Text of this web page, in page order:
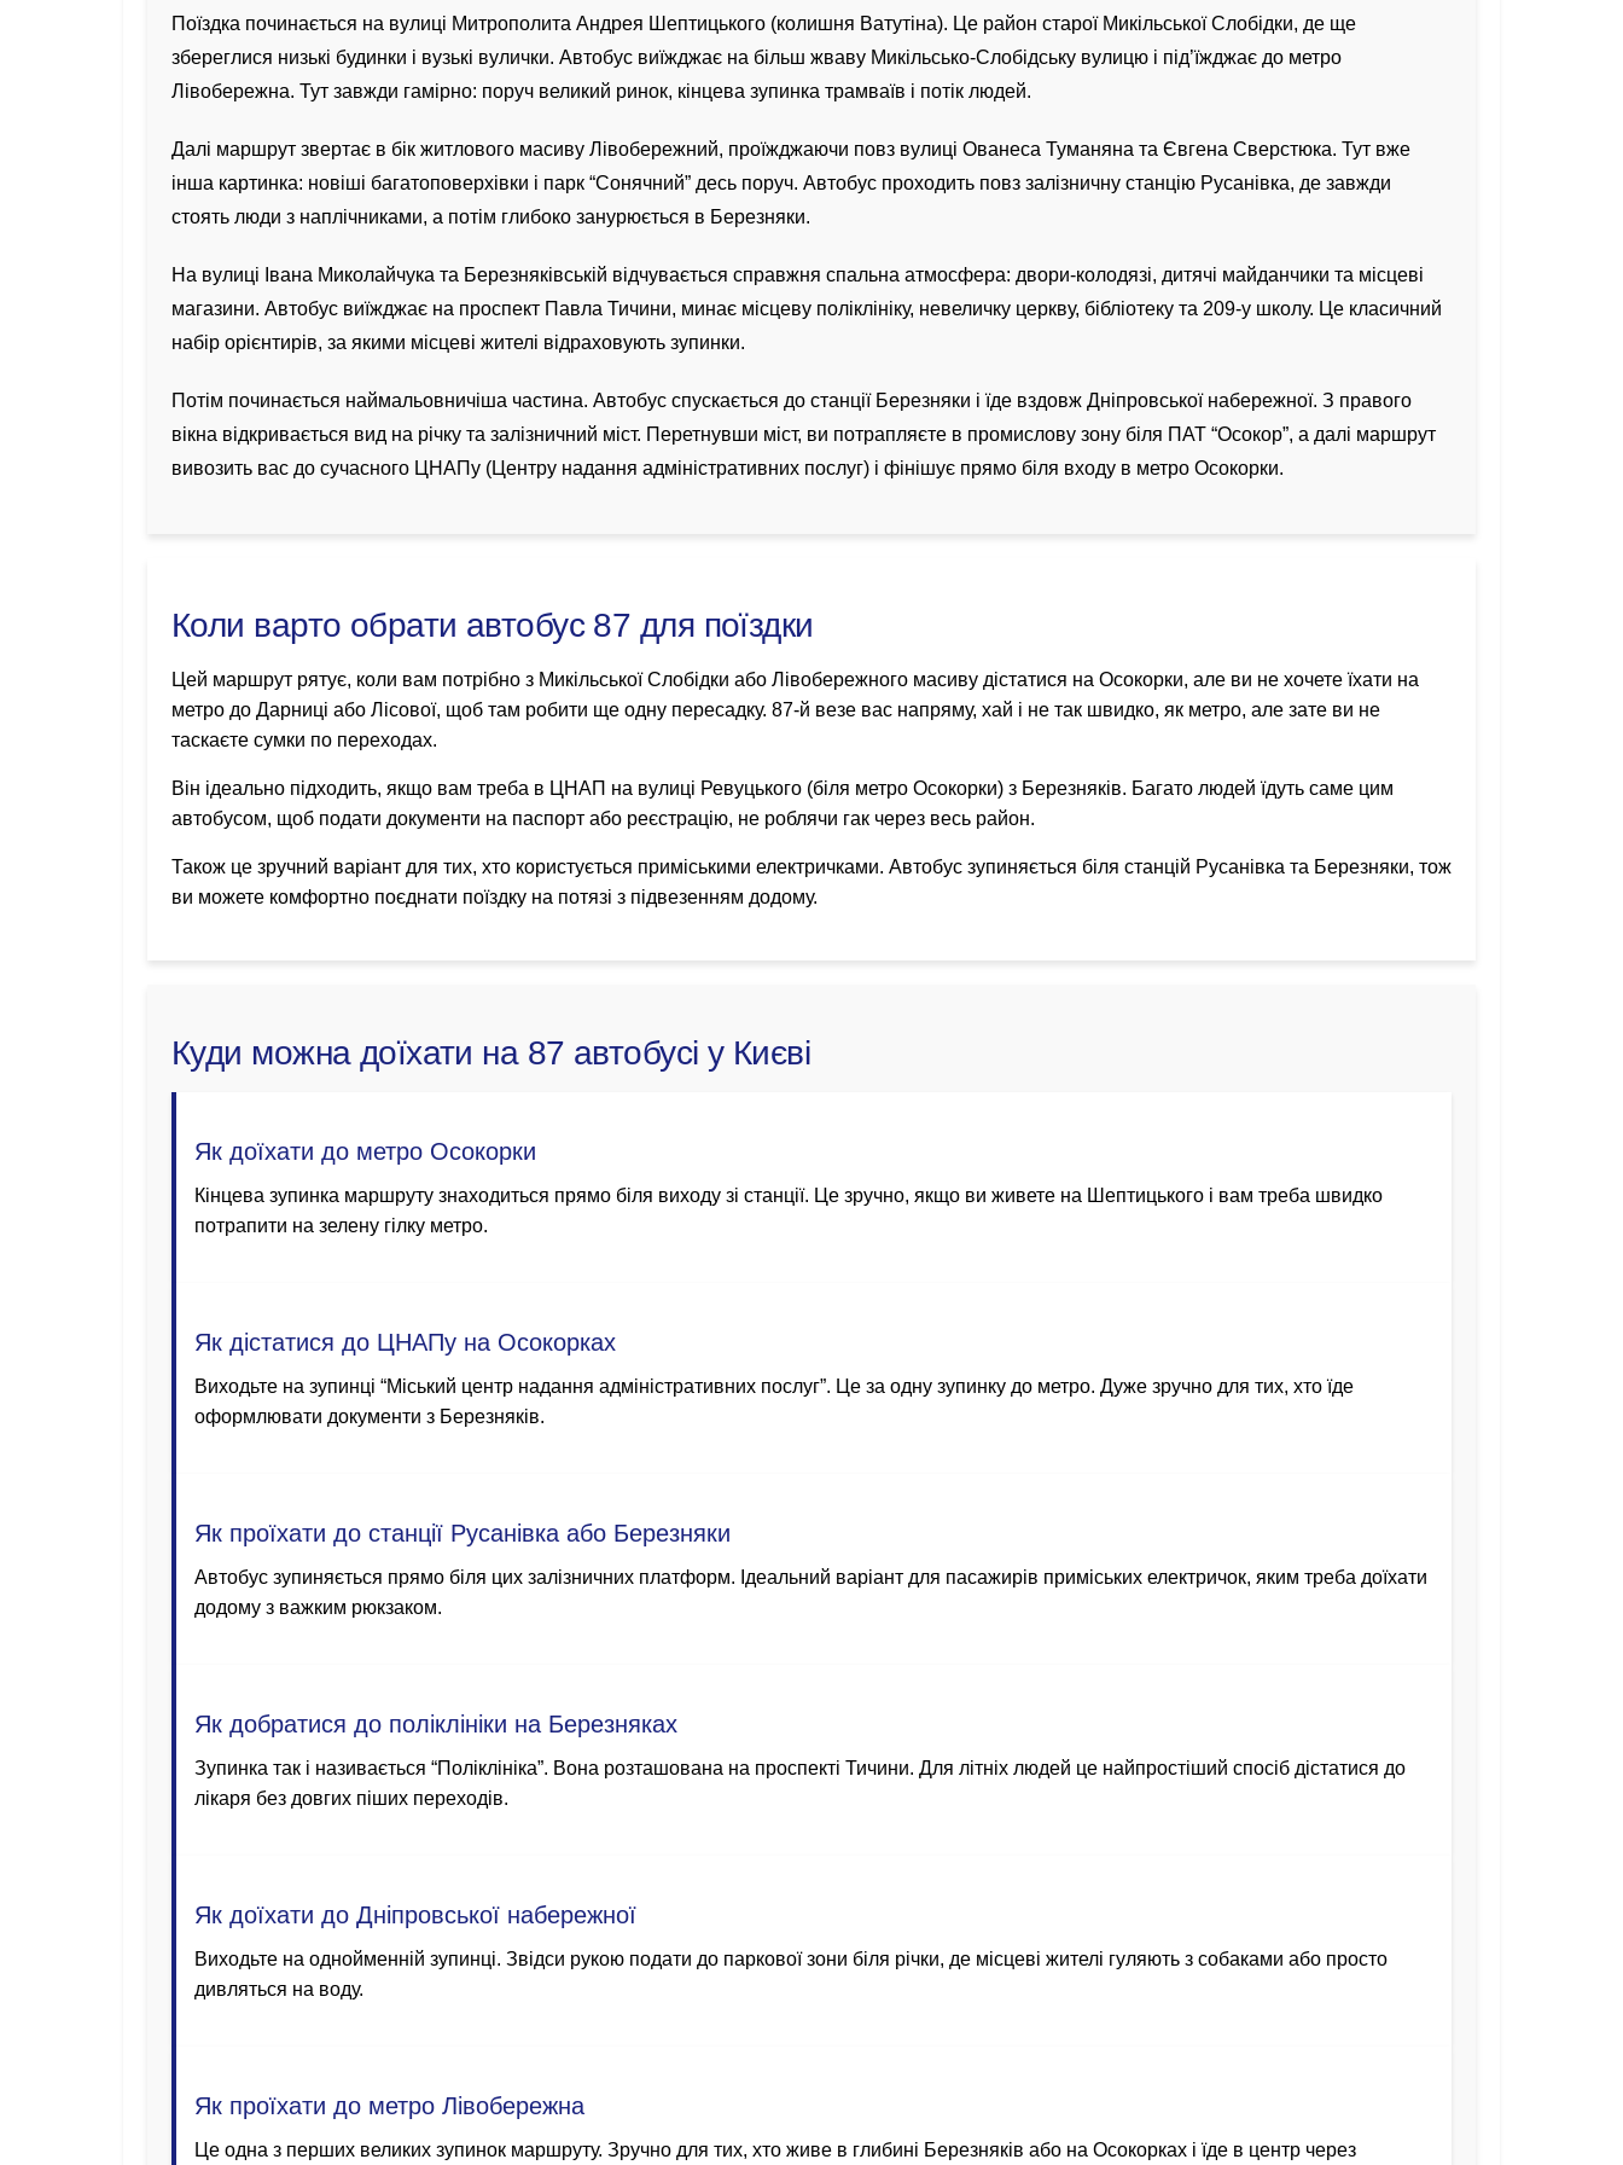
Поїздка починається на вулиці Митрополита Андрея Шептицького (колишня Ватутіна). Це район старої Микільської Слобідки, де ще
збереглися низькі будинки і вузькі вулички. Автобус виїжджає на більш жваву Микільсько-Слобідську вулицю і під’їжджає до метро
Лівобережна. Тут завжди гамірно: поруч великий ринок, кінцева зупинка трамваїв і потік людей.
Далі маршрут звертає в бік житлового масиву Лівобережний, проїжджаючи повз вулиці Ованеса Туманяна та Євгена Сверстюка. Тут вже
інша картинка: новіші багатоповерхівки і парк “Сонячний” десь поруч. Автобус проходить повз залізничну станцію Русанівка, де завжди
стоять люди з наплічниками, а потім глибоко занурюється в Березняки.
На вулиці Івана Миколайчука та Березняківській відчувається справжня спальна атмосфера: двори-колодязі, дитячі майданчики та місцеві
магазини. Автобус виїжджає на проспект Павла Тичини, минає місцеву поліклініку, невеличку церкву, бібліотеку та 209-у школу. Це класичний
набір орієнтирів, за якими місцеві жителі відраховують зупинки.
Потім починається наймальовничіша частина. Автобус спускається до станції Березняки і їде вздовж Дніпровської набережної. З правого
вікна відкривається вид на річку та залізничний міст. Перетнувши міст, ви потрапляєте в промислову зону біля ПАТ “Осокор”, а далі маршрут
вивозить вас до сучасного ЦНАПу (Центру надання адміністративних послуг) і фінішує прямо біля входу в метро Осокорки.
Коли варто обрати автобус 87 для поїздки
Цей маршрут рятує, коли вам потрібно з Микільської Слобідки або Лівобережного масиву дістатися на Осокорки, але ви не хочете їхати на
метро до Дарниці або Лісової, щоб там робити ще одну пересадку. 87-й везе вас напряму, хай і не так швидко, як метро, але зате ви не
таскаєте сумки по переходах.
Він ідеально підходить, якщо вам треба в ЦНАП на вулиці Ревуцького (біля метро Осокорки) з Березняків. Багато людей їдуть саме цим
автобусом, щоб подати документи на паспорт або реєстрацію, не роблячи гак через весь район.
Також це зручний варіант для тих, хто користується приміськими електричками. Автобус зупиняється біля станцій Русанівка та Березняки, тож
ви можете комфортно поєднати поїздку на потязі з підвезенням додому.
Куди можна доїхати на 87 автобусі у Києві
Як доїхати до метро Осокорки
Кінцева зупинка маршруту знаходиться прямо біля виходу зі станції. Це зручно, якщо ви живете на Шептицького і вам треба швидко
потрапити на зелену гілку метро.
Як дістатися до ЦНАПу на Осокорках
Виходьте на зупинці “Міський центр надання адміністративних послуг”. Це за одну зупинку до метро. Дуже зручно для тих, хто їде
оформлювати документи з Березняків.
Як проїхати до станції Русанівка або Березняки
Автобус зупиняється прямо біля цих залізничних платформ. Ідеальний варіант для пасажирів приміських електричок, яким треба доїхати
додому з важким рюкзаком.
Як добратися до поліклініки на Березняках
Зупинка так і називається “Поліклініка”. Вона розташована на проспекті Тичини. Для літніх людей це найпростіший спосіб дістатися до
лікаря без довгих піших переходів.
Як доїхати до Дніпровської набережної
Виходьте на однойменній зупинці. Звідси рукою подати до паркової зони біля річки, де місцеві жителі гуляють з собаками або просто
дивляться на воду.
Як проїхати до метро Лівобережна
Це одна з перших великих зупинок маршруту. Зручно для тих, хто живе в глибині Березняків або на Осокорках і їде в центр через